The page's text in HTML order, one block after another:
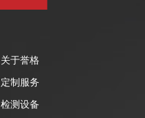
关于誉格
定制服务
检测设备